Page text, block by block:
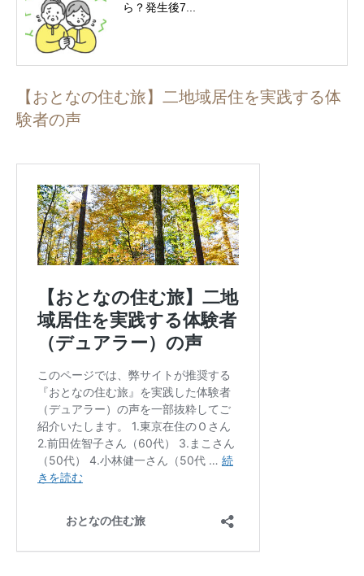
ら？発生後7...
【おとなの住む旅】二地域居住を実践する体
験者の声